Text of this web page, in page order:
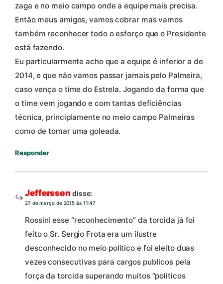
zaga e no meio campo onde a equipe mais precisa.
Então meus amigos, vamos cobrar mas vamos
também reconhecer todo o esforço que o Presidente
está fazendo.
Eu particularmente acho que a equipe é inferior a de
2014, e que não vamos passar jamais pelo Palmeira,
caso vença o time do Estrela. Jogando da forma que
o time vem jogando e com tantas deficiências
técnica, principlamente no meio campo Palmeiras
como de tomar uma goleada.
Responder
Jefferssondisse:
27 de março de 2015 às 11:47
Rossini esse “reconhecimento” da torcida já foi
feito o Sr. Sergio Frota era um ilustre
desconhecido no meio politico e foi eleito duas
vezes consecutivas para cargos publicos pela
força da torcida superando muitos “politicos